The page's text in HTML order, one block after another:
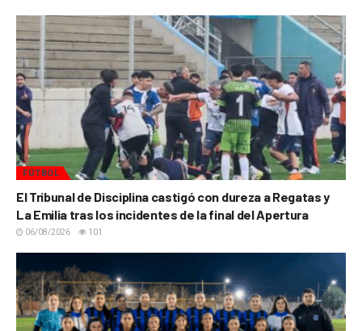
FÚTBOL
El Tribunal de Disciplina castigó con dureza a Regatas y
La Emilia tras los incidentes de la final del Apertura
06/08/2026 101